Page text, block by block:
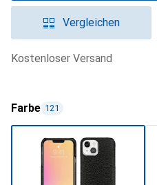
Vergleichen
kostenloser Versand
Farbe 121